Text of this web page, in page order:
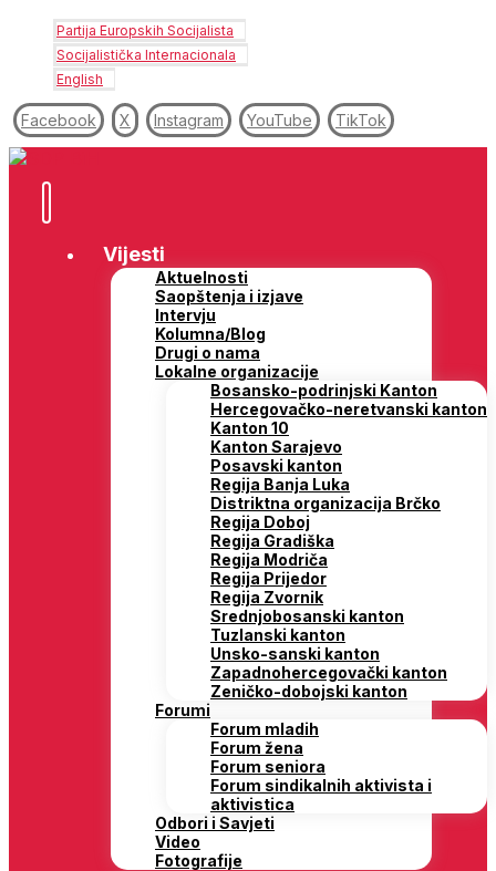
Partija Europskih Socijalista
Socijalistička Internacionala
English
Facebook X Instagram YouTube TikTok
Vijesti
Aktuelnosti
Saopštenja i izjave
Intervju
Kolumna/Blog
Drugi o nama
Lokalne organizacije
Bosansko-podrinjski Kanton
Hercegovačko-neretvanski kanton
Kanton 10
Kanton Sarajevo
Posavski kanton
Regija Banja Luka
Distriktna organizacija Brčko
Regija Doboj
Regija Gradiška
Regija Modriča
Regija Prijedor
Regija Zvornik
Srednjobosanski kanton
Tuzlanski kanton
Unsko-sanski kanton
Zapadnohercegovački kanton
Zeničko-dobojski kanton
Forumi
Forum mladih
Forum žena
Forum seniora
Forum sindikalnih aktivista i
aktivistica
Odbori i Savjeti
Video
Fotografije